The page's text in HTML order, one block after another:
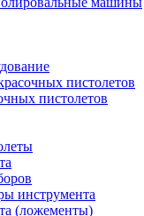
пистолетов
пистолетов
инструмента
(ложементы)